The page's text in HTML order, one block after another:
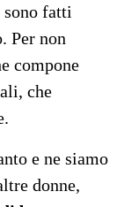
fatti
Per non
compone
che
e ne siamo
donne,